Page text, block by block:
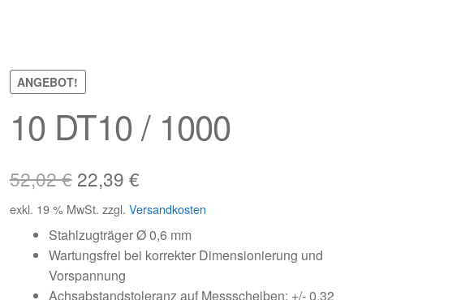
ANGEBOT!
10 DT10 / 1000
52,02€ Ursprünglicher
Preis
war:
52,02 €
22,39 €Aktueller
Preis
ist:
22,39 €.
exkl. 19 % MwSt. zzgl. Versandkosten
Stahlzugträger Ø 0,6 mm
Wartungsfrei bei korrekter Dimensionierung und
Vorspannung
Achsabstandstoleranz auf Messscheiben: +/- 0,32